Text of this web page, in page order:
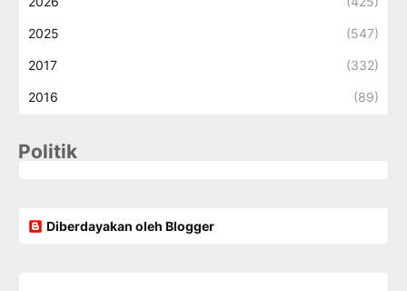
2025 (547)
2017 (332)
2016 (89)
Politik
Diberdayakan oleh Blogger